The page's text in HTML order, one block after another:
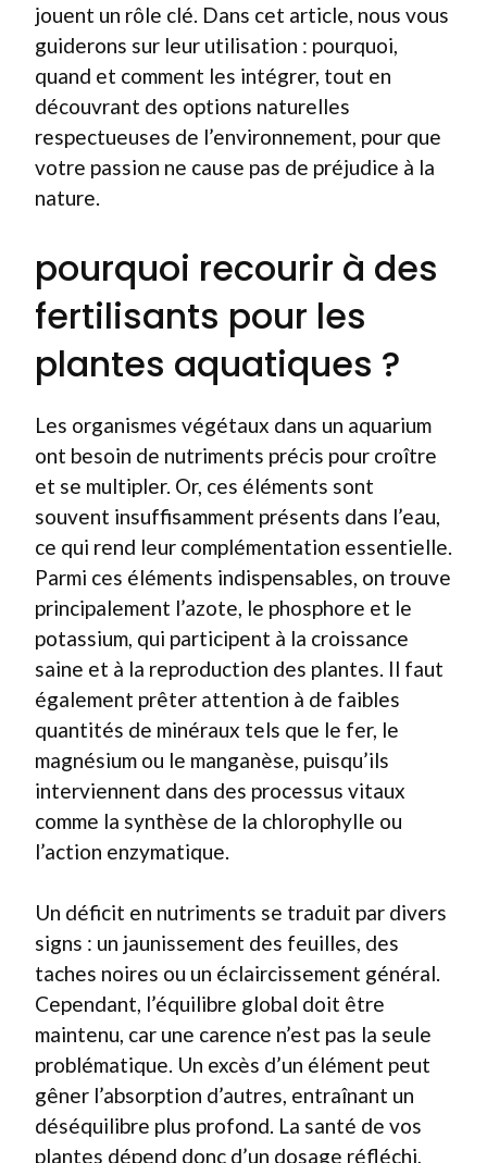
jouent un rôle clé. Dans cet article, nous vous
guiderons sur leur utilisation : pourquoi,
quand et comment les intégrer, tout en
découvrant des options naturelles
respectueuses de l’environnement, pour que
votre passion ne cause pas de préjudice à la
nature.
pourquoi recourir à des
fertilisants pour les
plantes aquatiques ?
Les organismes végétaux dans un aquarium
ont besoin de nutriments précis pour croître
et se multipler. Or, ces éléments sont
souvent insuffisamment présents dans l’eau,
ce qui rend leur complémentation essentielle.
Parmi ces éléments indispensables, on trouve
principalement l’azote, le phosphore et le
potassium, qui participent à la croissance
saine et à la reproduction des plantes. Il faut
également prêter attention à de faibles
quantités de minéraux tels que le fer, le
magnésium ou le manganèse, puisqu’ils
interviennent dans des processus vitaux
comme la synthèse de la chlorophylle ou
l’action enzymatique.
Un déficit en nutriments se traduit par divers
signs : un jaunissement des feuilles, des
taches noires ou un éclaircissement général.
Cependant, l’équilibre global doit être
maintenu, car une carence n’est pas la seule
problématique. Un excès d’un élément peut
gêner l’absorption d’autres, entraînant un
déséquilibre plus profond. La santé de vos
plantes dépend donc d’un dosage réfléchi,